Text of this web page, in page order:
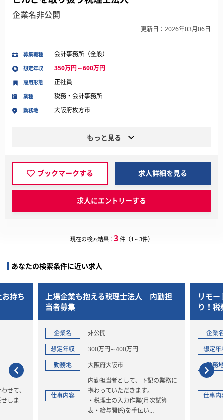
企業名非公開
更新日：2026年03月06日
募集職種 会計事務所（全般）
想定年収 350万円～600万円
業種 税務・会計事務所
勤務地 大阪府枚方市
雇用形態 正社員
もっと見る
ブックマークする 求人詳細を見る
求人にエントリーする
現在の検索結果： 3件（1～3件）
あなたの検索条件に近い求人
持ち
せて、
しま
上場企業も抱える税理士法人 内勤担
当者募集
企業名
非公開
想定年収
300万円～400万円
勤務地
大阪府大阪市
仕事内容
内勤担当者として、下記の業務に
携わっていただきます。
・税理士の入力作業(月次試算
表・給与関係)を手伝い
リモ
り！税
企業
想定年
勤務
仕事内